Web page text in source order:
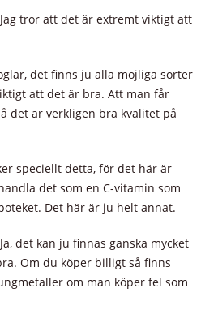
tror att det är extremt viktigt att
det finns ju alla möjliga sorter
att det är bra. Att man får
det är verkligen bra kvalitet på
speciellt detta, för det här är
det som en C-vitamin som
Det här är ju helt annat.
det kan ju finnas ganska mycket
Om du köper billigt så finns
om man köper fel som